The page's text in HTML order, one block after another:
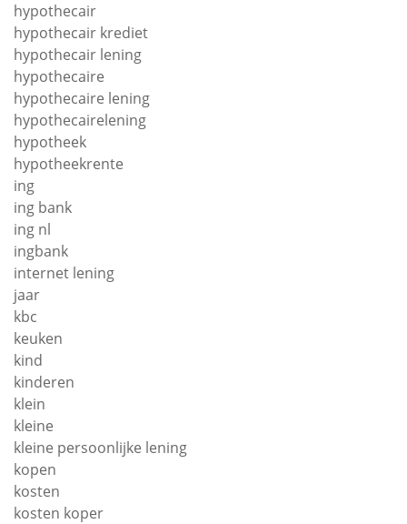
hypothecair
hypothecair krediet
hypothecair lening
hypothecaire
hypothecaire lening
hypothecairelening
hypotheek
hypotheekrente
ing
ing bank
ing nl
ingbank
internet lening
jaar
kbc
keuken
kind
kinderen
klein
kleine
kleine persoonlijke lening
kopen
kosten
kosten koper